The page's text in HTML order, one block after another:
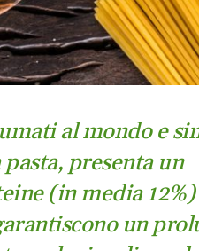
al mondo e
presenta un
(in media
un